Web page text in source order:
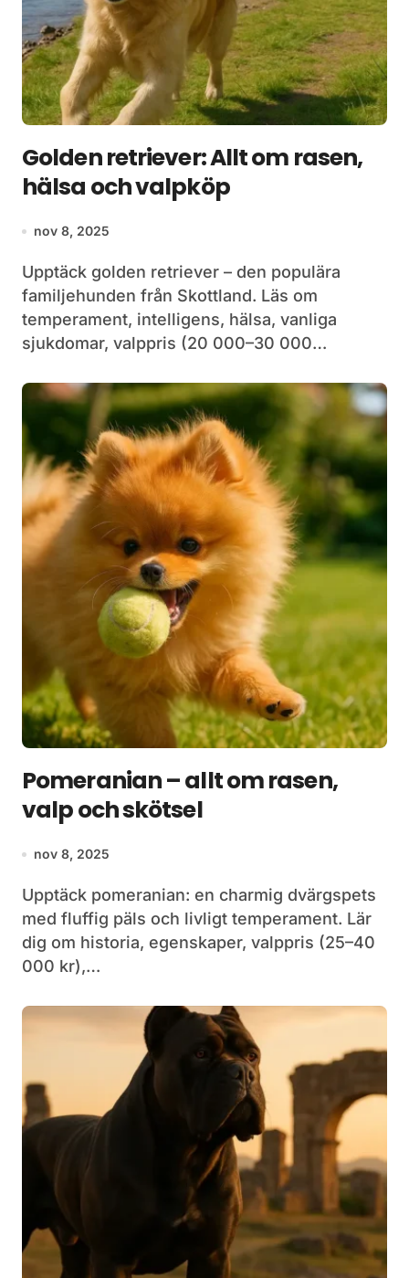
Golden retriever: Allt om rasen,
hälsa och valpköp
nov 8, 2025
Upptäck golden retriever – den populära
familjehunden från Skottland. Läs om
temperament, intelligens, hälsa, vanliga
sjukdomar, valppris (20 000–30 000…
Pomeranian – allt om rasen,
valp och skötsel
nov 8, 2025
Upptäck pomeranian: en charmig dvärgspets
med fluffig päls och livligt temperament. Lär
dig om historia, egenskaper, valppris (25–40
000 kr),…